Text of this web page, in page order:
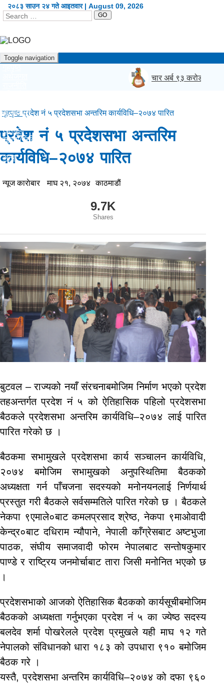
२०८३ साउन २४ गते आइतवार | August 09, 2026
GO
Toggle navigation
कला/शैली
खेलकुद
सूचना/प्रविधि
अन्य
चार अर्ब ९३ करोड बढी
गृहपृष्ठ प्रदेश नं ५ प्रदेशसभा अन्तरिम कार्यविधि–२०७४ पारित
प्रदेश नं ५ प्रदेशसभा अन्तरिम
कार्यविधि–२०७४ पारित
न्यूज काराेबार माघ २१, २०७४ काठमाडाैं
9.7K
Shares
बुटवल – राज्यको नयाँ संरचनाबमोजिम निर्माण भएको प्रदेश
तहअन्तर्गत प्रदेश नं ५ को ऐतिहासिक पहिलो प्रदेशसभा
बैठकले प्रदेशसभा अन्तरिम कार्यविधि–२०७४ लाई पारित
पारित गरेको छ ।
बैठकमा सभामुखले प्रदेशसभा कार्य सञ्चालन कार्यविधि,
२०७४ बमोजिम सभामुखको अनुपस्थितिमा बैठकको
अध्यक्षता गर्न पाँचजना सदस्यको मनोनयनलाई निर्णयार्थ
प्रस्तुत गरी बैठकले सर्वसम्मतिले पारित गरेको छ । बैठकले
नेकपा ९एमाले०बाट कमलप्रसाद श्रेष्ठ, नेकपा ९माओवादी
केन्द्र०बाट दधिराम न्यौपाने, नेपाली काँग्रेसबाट अष्टभुजा
पाठक, संघीय समाजवादी फोरम नेपालबाट सन्तोषकुमार
पाण्डे र राष्ट्रिय जनमोर्चाबाट तारा जिसी मनोनित भएको छ
।
प्रदेशसभाको आजको ऐतिहासिक बैठकको कार्यसूचीबमोजिम
बैठकको अध्यक्षता गर्नुभएका प्रदेश नं ५ का ज्येष्ठ सदस्य
बलदेव शर्मा पोखरेलले प्रदेश प्रमुखले यही माघ १२ गते
नेपालको संविधानको धारा १८३ को उपधारा ९१० बमोजिम
बैठक गरे ।
यस्तै, प्रदेशसभा अन्तरिम कार्यविधि–२०७४ को दफा ९६०